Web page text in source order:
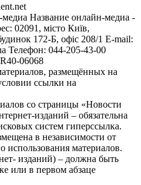
Название онлайн-медиа -
02091, місто Київ,
172-Б, офіс 208/1 E-mail:
Телефон: 044-205-43-00
06068
размещённых на
ссылки на
со страницы «Новости
изданий – обязательна
систем гиперссылка.
в независимости от
использования материалов.
изданий) – должна быть
или в первом абзаце